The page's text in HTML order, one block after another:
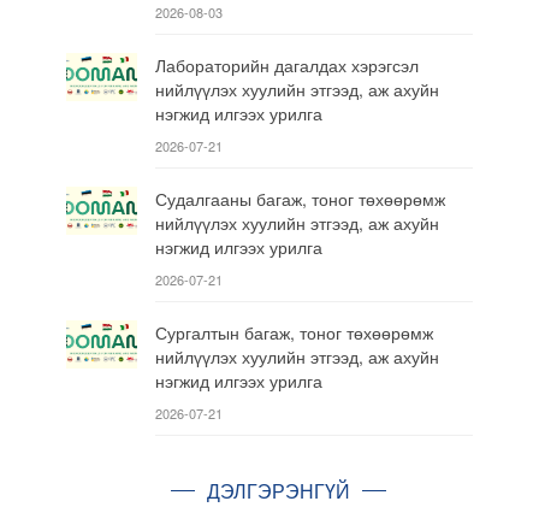
2026-08-03
Лабораторийн дагалдах хэрэгсэл
нийлүүлэх хуулийн этгээд, аж ахуйн
нэгжид илгээх урилга
2026-07-21
Судалгааны багаж, тоног төхөөрөмж
нийлүүлэх хуулийн этгээд, аж ахуйн
нэгжид илгээх урилга
2026-07-21
Сургалтын багаж, тоног төхөөрөмж
нийлүүлэх хуулийн этгээд, аж ахуйн
нэгжид илгээх урилга
2026-07-21
ДЭЛГЭРЭНГҮЙ